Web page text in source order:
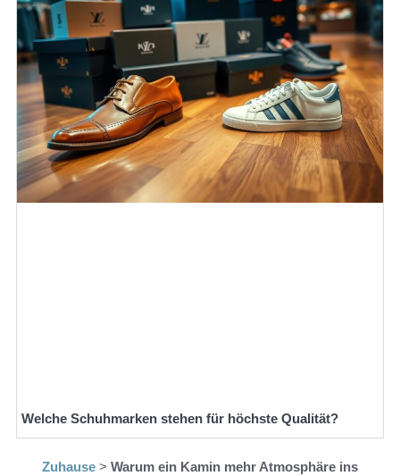
Welche Schuhmarken stehen für höchste Qualität?
Zuhause > Warum ein Kamin mehr Atmosphäre ins